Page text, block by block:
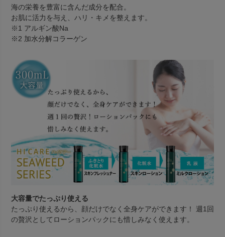
海の栄養を豊富に含んだ成分を配合。
お肌に活力を与え、ハリ・キメを整えます。
※1 アルギン酸Na
※2 加水分解コラーゲン
大容量でたっぷり使える
たっぷり使えるから、顔だけでなく全身ケアができます！ 週1回
の贅沢としてローションパックにも惜しみなく使えます。